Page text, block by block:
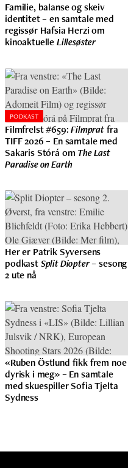
Familie, balanse og skeiv
identitet – en samtale med
regissør Hafsia Herzi om
kinoaktuelleLillesøster
PODKAST
Filmfrelst #659:Filmpratfra
TIFF 2026 – En samtale med
Sakaris Stórá om The Last
Paradise on Earth
Her er Patrik Syversens
podkastSplit Diopter– sesong
2 ute nå
«Ruben Östlund fikk frem noe
dyrisk i meg» – En samtale
med skuespiller Sofia Tjelta
Sydness